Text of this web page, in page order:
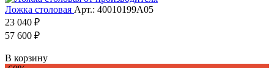
Ложка столовая Арт.: 40010199А05
23 040 ₽
57 600 ₽
В корзину